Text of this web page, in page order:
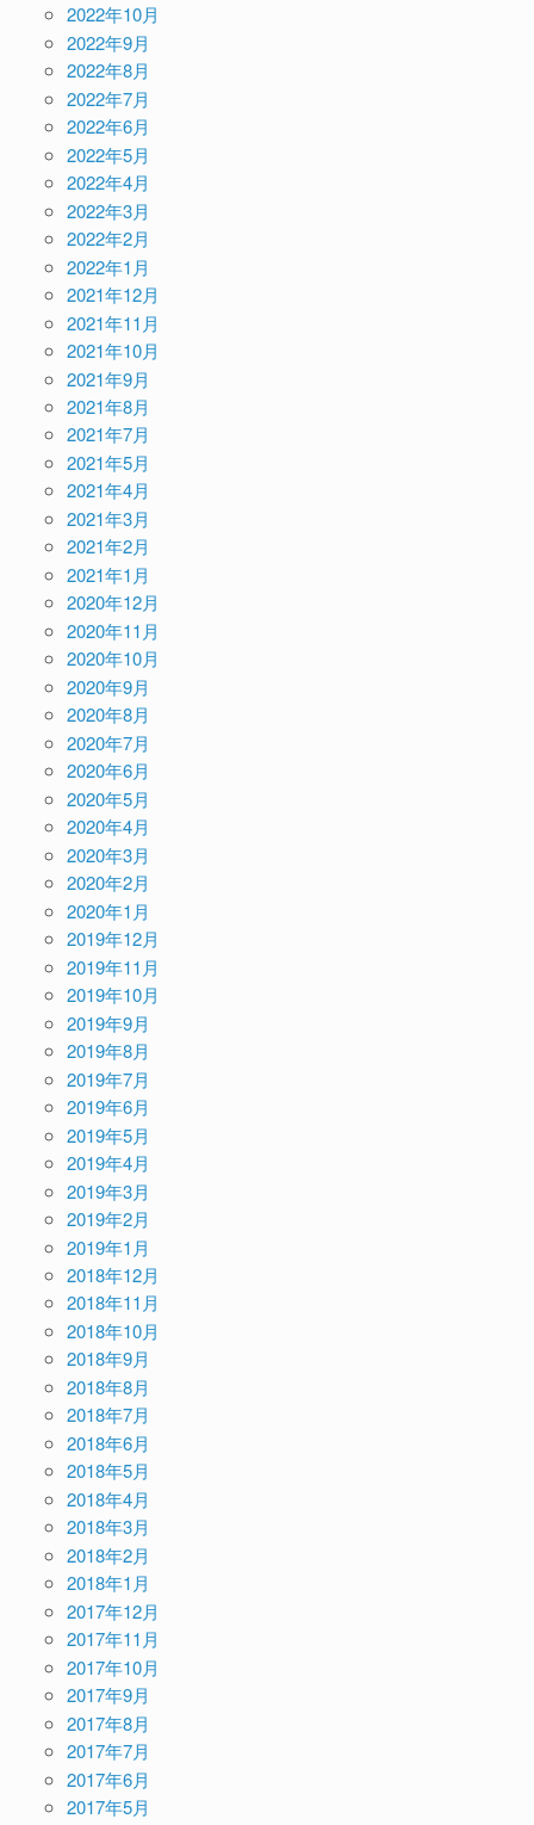
2022年10月
2022年9月
2022年8月
2022年7月
2022年6月
2022年5月
2022年4月
2022年3月
2022年2月
2022年1月
2021年12月
2021年11月
2021年10月
2021年9月
2021年8月
2021年7月
2021年5月
2021年4月
2021年3月
2021年2月
2021年1月
2020年12月
2020年11月
2020年10月
2020年9月
2020年8月
2020年7月
2020年6月
2020年5月
2020年4月
2020年3月
2020年2月
2020年1月
2019年12月
2019年11月
2019年10月
2019年9月
2019年8月
2019年7月
2019年6月
2019年5月
2019年4月
2019年3月
2019年2月
2019年1月
2018年12月
2018年11月
2018年10月
2018年9月
2018年8月
2018年7月
2018年6月
2018年5月
2018年4月
2018年3月
2018年2月
2018年1月
2017年12月
2017年11月
2017年10月
2017年9月
2017年8月
2017年7月
2017年6月
2017年5月